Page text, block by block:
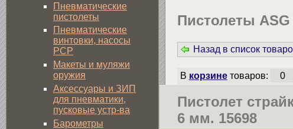
Пистолеты
Назад в список
В корзинетоваров: 0
Пистолет
6 мм. 15698
Пнев­ма­ти­чес­кие
пистолеты
Пневматические
винтовки, насосы
PCP
Макеты и муляжи
оружия
Аксессуары и ЗИП
для пневматики,
пусковые устр-ва
Барометры